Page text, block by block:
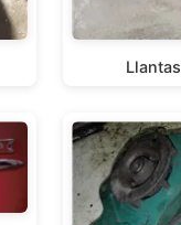
Llantas